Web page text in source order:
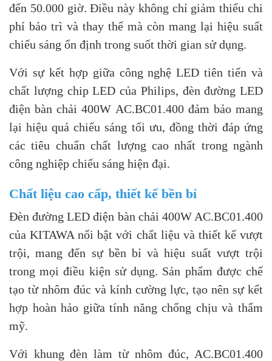
đến 50.000 giờ. Điều này không chỉ giảm thiểu chi
phí bảo trì và thay thế mà còn mang lại hiệu suất
chiếu sáng ổn định trong suốt thời gian sử dụng.
Với sự kết hợp giữa công nghệ LED tiên tiến và
chất lượng chip LED của Philips, đèn đường LED
điện bàn chải 400W AC.BC01.400 đảm bảo mang
lại hiệu quả chiếu sáng tối ưu, đồng thời đáp ứng
các tiêu chuẩn chất lượng cao nhất trong ngành
công nghiệp chiếu sáng hiện đại.
Chất liệu cao cấp, thiết kế bền bỉ
Đèn đường LED điện bàn chải 400W AC.BC01.400
của KITAWA nổi bật với chất liệu và thiết kế vượt
trội, mang đến sự bền bỉ và hiệu suất vượt trội
trong mọi điều kiện sử dụng. Sản phẩm được chế
tạo từ nhôm đúc và kính cường lực, tạo nên sự kết
hợp hoàn hảo giữa tính năng chống chịu và thẩm
mỹ.
Với khung đèn làm từ nhôm đúc, AC.BC01.400